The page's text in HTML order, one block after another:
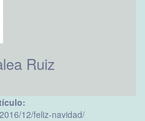
Ruiz
12/feliz-navidad/